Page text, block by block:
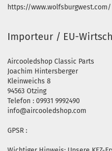
https://www.wolfsburgwest.com/
Importeur / EU-
Aircooledshop Classic Parts
Joachim Hintersberger
Kleinweichs 8
94563 Otzing
Telefon : 09931 9992490
info@aircooledshop.com
GPSR :